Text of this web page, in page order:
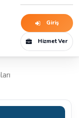
Giriş
Hizmet Ver